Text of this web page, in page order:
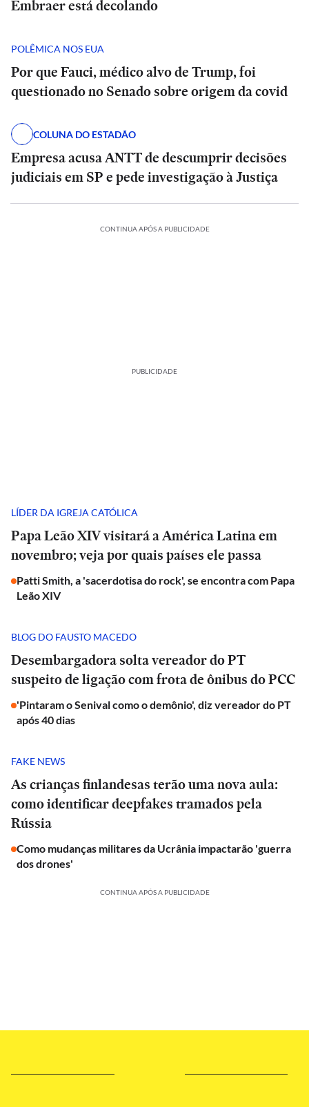
Embraer está decolando
POLÊMICA NOS EUA
Por que Fauci, médico alvo de Trump, foi
questionado no Senado sobre origem da covid
COLUNA DO ESTADÃO
Empresa acusa ANTT de descumprir decisões
judiciais em SP e pede investigação à Justiça
CONTINUA APÓS A PUBLICIDADE
PUBLICIDADE
LÍDER DA IGREJA CATÓLICA
Papa Leão XIV visitará a América Latina em
novembro; veja por quais países ele passa
Patti Smith, a 'sacerdotisa do rock', se encontra com Papa
Leão XIV
BLOG DO FAUSTO MACEDO
Desembargadora solta vereador do PT
suspeito de ligação com frota de ônibus do PCC
'Pintaram o Senival como o demônio', diz vereador do PT
após 40 dias
FAKE NEWS
As crianças finlandesas terão uma nova aula:
como identificar deepfakes tramados pela
Rússia
Como mudanças militares da Ucrânia impactarão 'guerra
dos drones'
CONTINUA APÓS A PUBLICIDADE